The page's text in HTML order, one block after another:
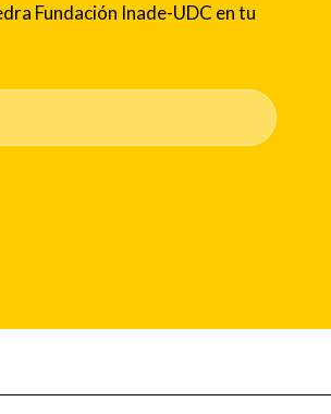
Fundación Inade-UDC en tu